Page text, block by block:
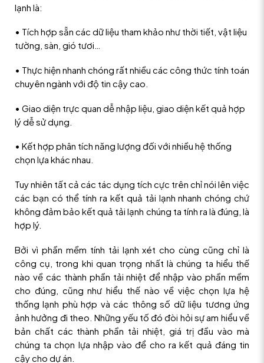
lạnh là:
• Tích hợp sẵn các dữ liệu tham khảo như thời tiết, vật liệu
tường, sàn, gió tươi…
• Thực hiện nhanh chóng rất nhiều các công thức tính toán
chuyên ngành với độ tin cậy cao.
• Giao diện trực quan dễ nhập liệu, giao diện kết quả hợp
lý dễ sử dụng.
• Kết hợp phân tích năng lượng đối với nhiều hệ thống
chọn lựa khác nhau.
Tuy nhiên tất cả các tác dụng tích cực trên chỉ nói lên việc
các bạn có thể tính ra kết quả tải lạnh nhanh chóng chứ
không đảm bảo kết quả tải lạnh chúng ta tính ra là đúng, là
hợp lý.
Bởi vì phần mềm tính tải lạnh xét cho cùng cũng chỉ là
công cụ, trong khi quan trọng nhất là chúng ta hiểu thế
nào về các thành phần tải nhiệt để nhập vào phần mềm
cho đúng, cũng như hiểu thế nào về việc chọn lựa hệ
thống lạnh phù hợp và các thông số dữ liệu tương ứng
ảnh hưởng đi theo. Những yếu tố đó đòi hỏi sự am hiểu về
bản chất các thành phần tải nhiệt, giá trị đầu vào mà
chúng ta chọn lựa nhập vào để cho ra kết quả đáng tin
cậy cho dự án.